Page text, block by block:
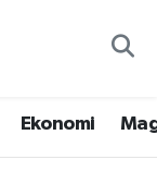
Ekonomi